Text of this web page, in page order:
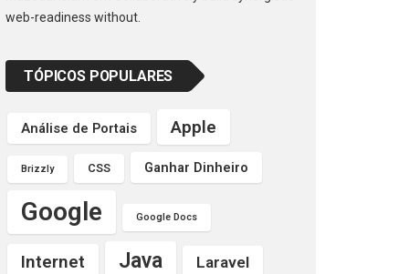
web-readiness without.
TÓPICOS POPULARES
Análise de Portais Apple
Brizzly CSS Ganhar Dinheiro
Google Google Docs
Internet Java Laravel